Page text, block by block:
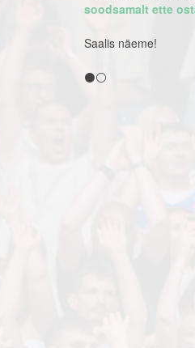
soodsamalt ette
Saalis näeme!
⚫⚪